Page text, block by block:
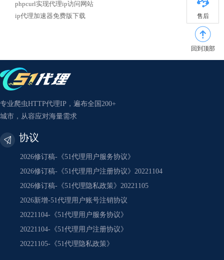
phpcurl实现代理ip访问网站
ip代理加速器免费版下载
售后
回到顶部
专业爬虫HTTP代理IP，遍布全国200+
城市，从容应对海量需求
协议
2026修订稿-《51代理用户服务协议》
2026修订稿-《51代理用户注册协议》20221104
2026修订稿-《51代理隐私政策》20221105
2026新增-51代理用户账号注销协议
20221104-《51代理用户服务协议》
20221104-《51代理用户注册协议》
20221105-《51代理隐私政策》